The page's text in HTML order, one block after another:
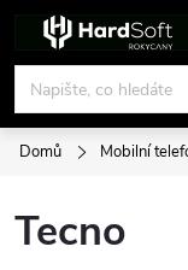
obsah
Domů Mobilní
Tecno